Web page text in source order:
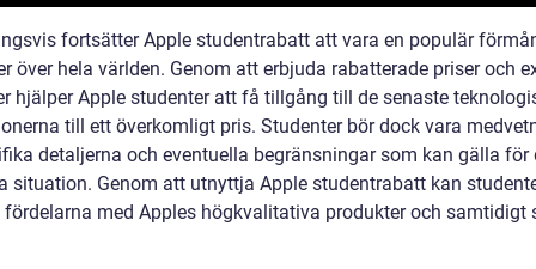
fortsätter Apple studentrabatt att vara en populär
över hela världen. Genom att erbjuda rabatterade priser och
hjälper Apple studenter att få tillgång till de senaste
till ett överkomligt pris. Studenter bör dock vara
detaljerna och eventuella begränsningar som kan gälla för
situation. Genom att utnyttja Apple studentrabatt kan
fördelarna med Apples högkvalitativa produkter och samtidigt